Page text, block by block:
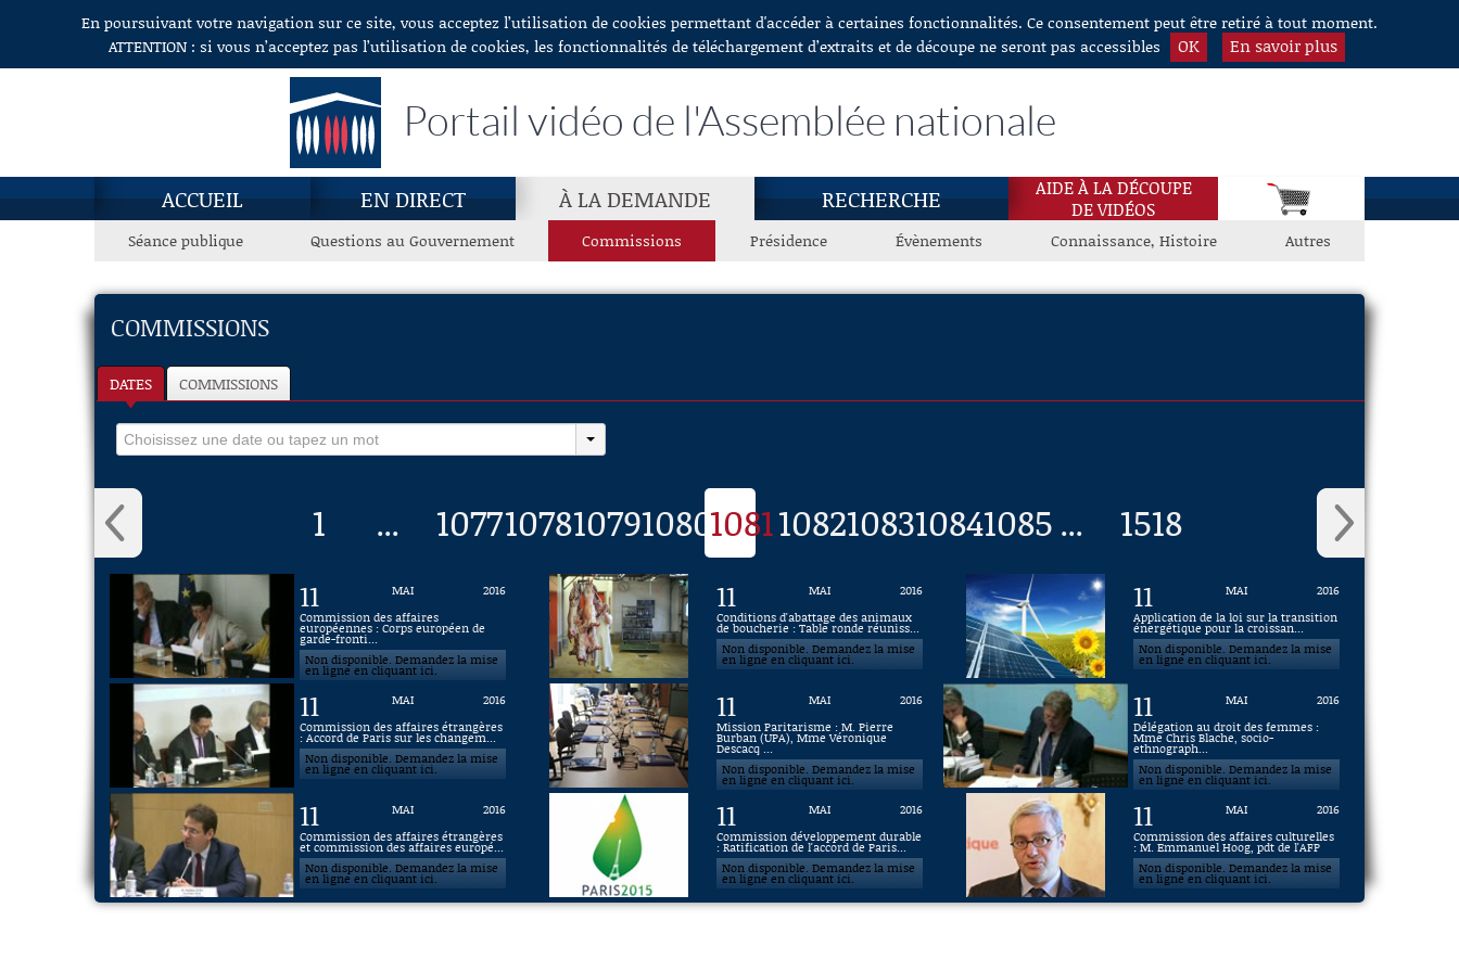
Aller au contenuEn poursuivant votre navigation sur ce site, vous acceptez l’utilisation de cookies permettant d'accéder à certaines fonctionnalités. Ce consentement peut être retiré à tout moment.
ATTENTION : si vous n’acceptez pas l’utilisation de cookies, les fonctionnalités de téléchargement d’extraits et de découpe ne seront pas accessibles
OK En savoir plus
Portail vidéo de l'Assemblée nationale
ACCUEIL EN DIRECT À LA DEMANDE RECHERCHE
AIDE À LA DÉCOUPE
DE VIDÉOS
Séance publique Questions au Gouvernement Commissions Présidence Évènements Connaissance, Histoire Autres
COMMISSIONS
DATES COMMISSIONS
1 ... 107710781079108010811082108310841085 ... 1518
11 MAI
2016
Commission des affaires
européennes : Corps européen de
garde-fronti...
Non disponible. Demandez la mise
en ligne en cliquant ici.
11 MAI
2016
Conditions d'abattage des animaux
de boucherie : Table ronde réuniss...
Non disponible. Demandez la mise
en ligne en cliquant ici.
11 MAI
2016
Application de la loi sur la transition
énergétique pour la croissan...
Non disponible. Demandez la mise
en ligne en cliquant ici.
11 MAI
2016
Commission des affaires étrangères
: Accord de Paris sur les changem...
Non disponible. Demandez la mise
en ligne en cliquant ici.
11 MAI
2016
Mission Paritarisme : M. Pierre
Burban (UPA), Mme Véronique
Descacq ...
Non disponible. Demandez la mise
en ligne en cliquant ici.
11 MAI
2016
Délégation au droit des femmes :
Mme Chris Blache, socio-
ethnograph...
Non disponible. Demandez la mise
en ligne en cliquant ici.
11 MAI
2016
Commission des affaires étrangères
et commission des affaires europé...
Non disponible. Demandez la mise
en ligne en cliquant ici.
11 MAI
2016
Commission développement durable
: Ratification de l'accord de Paris...
Non disponible. Demandez la mise
en ligne en cliquant ici.
11 MAI
2016
Commission des affaires culturelles
: M. Emmanuel Hoog, pdt de l'AFP
Non disponible. Demandez la mise
en ligne en cliquant ici.